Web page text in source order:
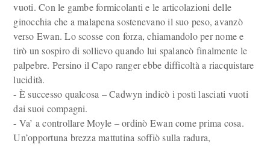
vuoti. Con le gambe formicolanti e le articolazioni delle
ginocchia che a malapena sostenevano il suo peso, avanzò
verso Ewan. Lo scosse con forza, chiamandolo per nome e
tirò un sospiro di sollievo quando lui spalancò finalmente le
palpebre. Persino il Capo ranger ebbe difficoltà a riacquistare
lucidità.
- È successo qualcosa – Cadwyn indicò i posti lasciati vuoti
dai suoi compagni.
- Va’ a controllare Moyle – ordinò Ewan come prima cosa.
Un’opportuna brezza mattutina soffiò sulla radura,